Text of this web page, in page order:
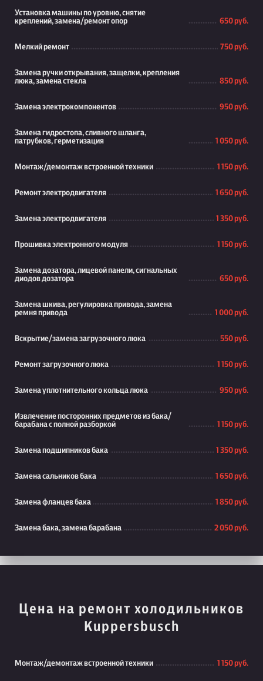
Установка машины по уровню, снятие
креплений, замена/ремонт опор
650 руб.
Мелкий ремонт 750 руб.
Замена ручки открывания, защелки, крепления
люка, замена стекла
850 руб.
Замена электрокомпонентов 950 руб.
Замена гидростопа, сливного шланга,
патрубков, герметизация
1 050 руб.
Монтаж/демонтаж встроенной техники 1 150 руб.
Ремонт электродвигателя 1 650 руб.
Замена электродвигателя 1 350 руб.
Прошивка электронного модуля 1 150 руб.
Замена дозатора, лицевой панели, сигнальных
диодов дозатора
650 руб.
Замена шкива, регулировка привода, замена
ремня привода
1 000 руб.
Вскрытие/замена загрузочного люка 550 руб.
Ремонт загрузочного люка 1 150 руб.
Замена уплотнительного кольца люка 950 руб.
Извлечение посторонних предметов из бака/
барабана с полной разборкой
1 150 руб.
Замена подшипников бака 1 350 руб.
Замена сальников бака 1 650 руб.
Замена фланцев бака 1 850 руб.
Замена бака, замена барабана 2 050 руб.
Цена на ремонт холодильников
Kuppersbusch
Монтаж/демонтаж встроенной техники 1 150 руб.